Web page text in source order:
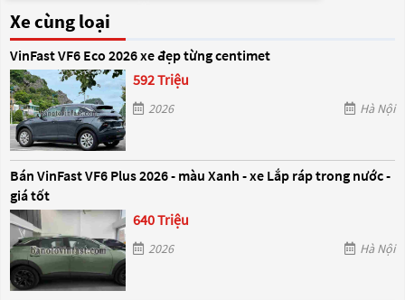
Xe cùng loại
VinFast VF6 Eco 2026 xe đẹp từng centimet
592 Triệu
2026 Hà Nội
Bán VinFast VF6 Plus 2026 - màu Xanh - xe Lắp ráp trong nước -
giá tốt
640 Triệu
2026 Hà Nội